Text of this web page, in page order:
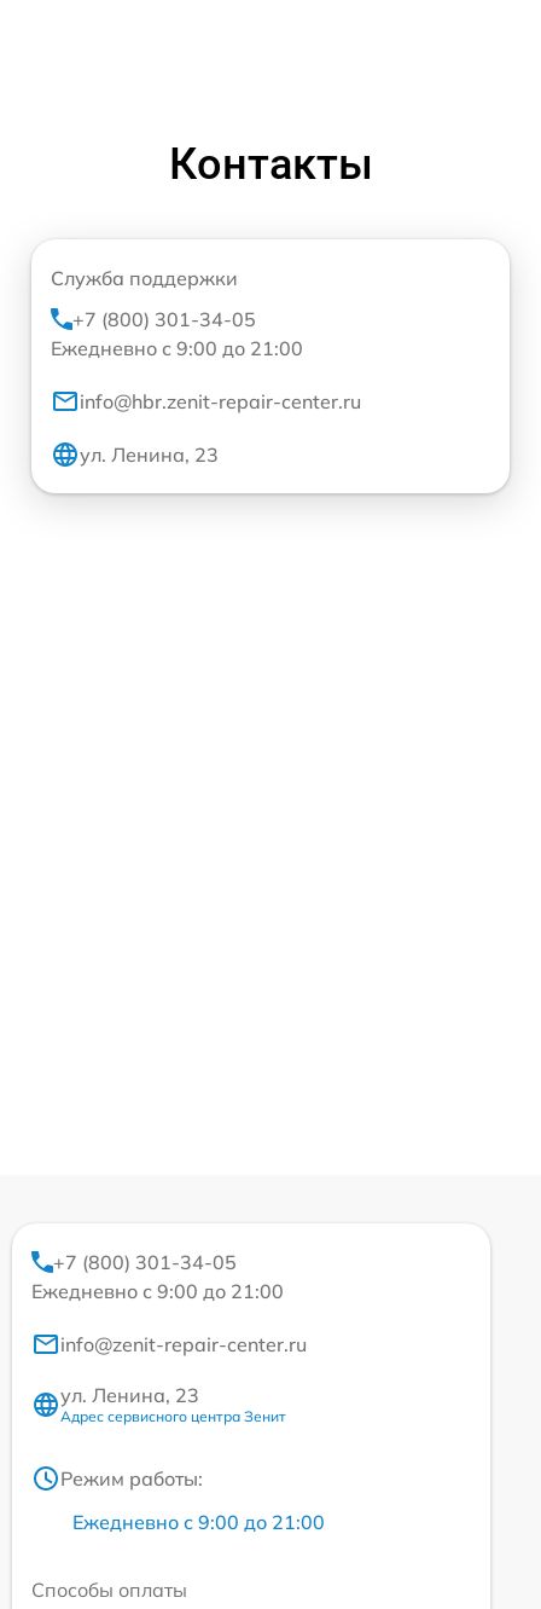
Контакты
Служба поддержки
+7 (800) 301-34-05
Ежедневно с 9:00 до 21:00
info@hbr.zenit-repair-center.ru
ул. Ленина, 23
+7 (800) 301-34-05
Ежедневно с 9:00 до 21:00
info@zenit-repair-center.ru
ул. Ленина, 23
Адрес сервисного центра Зенит
Режим работы:
Ежедневно с 9:00 до 21:00
Способы оплаты